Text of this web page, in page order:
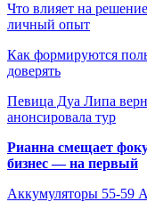
Что влияет на
личный опыт
Как формируются
доверять
Певица Дуа Липа
анонсировала тур
Рианна смещает
бизнес — на первый
Аккумуляторы 55-59